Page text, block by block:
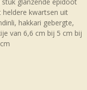
heldere kwartsen uit
hakkari gebergte,
van 6,6 cm bij 5 cm bij